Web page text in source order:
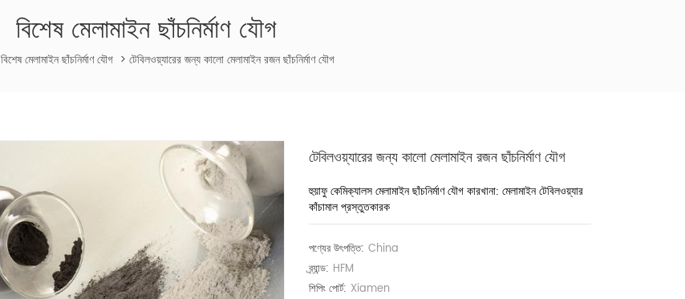
বিশেষ মেলামাইন ছাঁচনির্মাণ যৌগ
বিশেষ মেলামাইন ছাঁচনির্মাণ যৌগ > টেবিলওয়্যারের জন্য কালো মেলামাইন রজন ছাঁচনির্মাণ যৌগ
টেবিলওয়্যারের জন্য কালো মেলামাইন রজন ছাঁচনির্মাণ যৌগ
হুয়াফু কেমিক্যালস মেলামাইন ছাঁচনির্মাণ যৌগ কারখানা: মেলামাইন টেবিলওয়্যার
কাঁচামাল প্রস্তুতকারক
পণ্যের উৎপত্তি: China
ব্র্যান্ড: HFM
শিপিং পোর্ট: Xiamen